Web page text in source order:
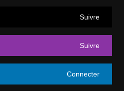
Suivre
Suivre
Connecter